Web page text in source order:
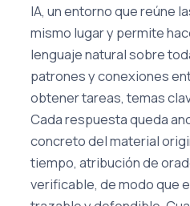
IA, un entorno que reúne
mismo lugar y permite
lenguaje natural sobre
patrones y conexiones
obtener tareas, temas
Cada respuesta queda
concreto del material
tiempo, atribución de
verificable, de modo que